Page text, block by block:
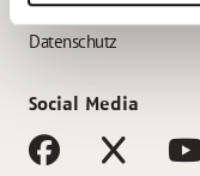
Impressum
Datenschutz
Social Media